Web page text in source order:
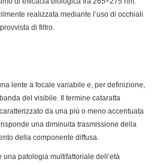
realizzata mediante l’uso di occhiali
di filtro.
lente a focale variabile e, per definizione,
del visibile. Il termine cataratta
da una più o meno accentuata
una diminuita trasmissione della
della componente diffusa.
una patologia multifattoriale dell’età